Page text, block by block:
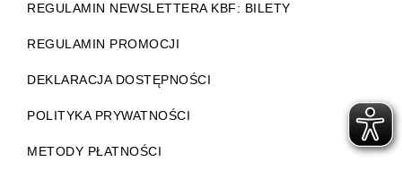
REGULAMIN NEWSLETTERA KBF: BILETY
REGULAMIN PROMOCJI
DEKLARACJA DOSTĘPNOŚCI
POLITYKA PRYWATNOŚCI
METODY PŁATNOŚCI